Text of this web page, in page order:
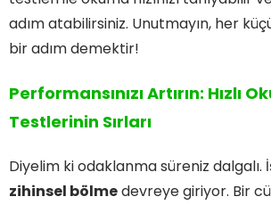
adım atabilirsiniz. Unutmayın, her
bir adım demektir!
Performansınızı Artırın: Hızlı
Testlerinin Sırları
Diyelim ki odaklanma süreniz dalgalı.
zihinsel bölmedevreye giriyor. Bir